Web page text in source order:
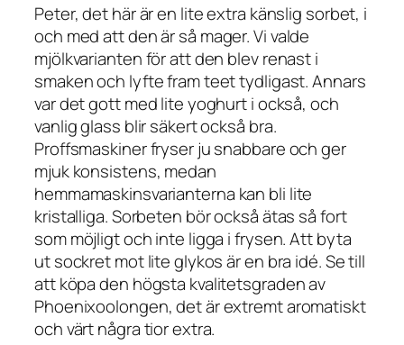
Peter, det här är en lite extra känslig sorbet, i
och med att den är så mager. Vi valde
mjölkvarianten för att den blev renast i
smaken och lyfte fram teet tydligast. Annars
var det gott med lite yoghurt i också, och
vanlig glass blir säkert också bra.
Proffsmaskiner fryser ju snabbare och ger
mjuk konsistens, medan
hemmamaskinsvarianterna kan bli lite
kristalliga. Sorbeten bör också ätas så fort
som möjligt och inte ligga i frysen. Att byta
ut sockret mot lite glykos är en bra idé. Se till
att köpa den högsta kvalitetsgraden av
Phoenixoolongen, det är extremt aromatiskt
och värt några tior extra.